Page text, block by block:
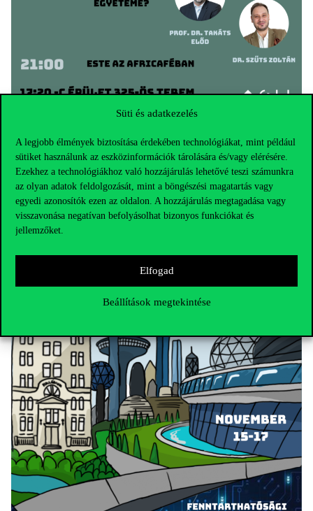
Süti és adatkezelés
A legjobb élmények biztosítása érdekében technológiákat, mint például
sütiket használunk az eszközinformációk tárolására és/vagy elérésére.
Ezekhez a technológiákhoz való hozzájárulás lehetővé teszi számunkra
az olyan adatok feldolgozását, mint a böngészési magatartás vagy
egyedi azonosítók ezen az oldalon. A hozzájárulás megtagadása vagy
visszavonása negatívan befolyásolhat bizonyos funkciókat és
jellemzőket.
Elfogad
Beállítások megtekintése
programokon a részvétel ingyenes és regisztráció sem szükséges.
A plakát ábrájának alkotója @veruschart volt. A felmerülő
kérdéseket Facebook-üzenet formájában várja a FAKT
Szakkollégium. Az esemény nem sajtónyilvános.